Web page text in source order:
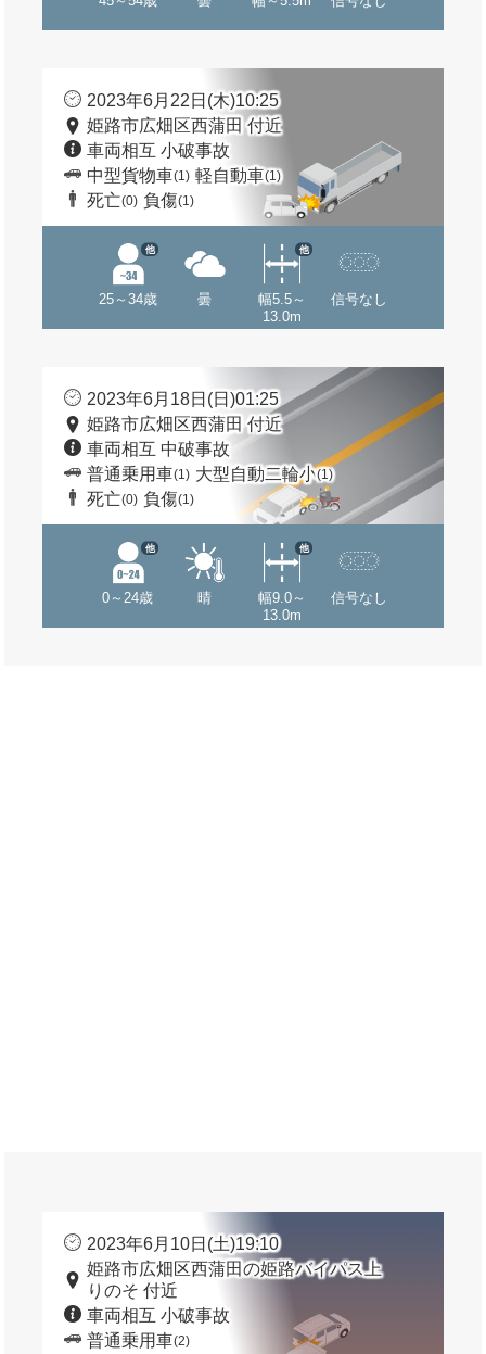
2023年6月22日(木)10:25
姫路市広畑区西蒲田 付近
車両相互 小破事故
中型貨物車(1) 軽自動車(1)
死亡(0) 負傷(1)
25～34歳
他
曇
幅5.5～
13.0m
他
信号なし
2023年6月18日(日)01:25
姫路市広畑区西蒲田 付近
車両相互 中破事故
普通乗用車(1) 大型自動二輪小(1)
死亡(0) 負傷(1)
0～24歳
他
晴
幅9.0～
13.0m
他
信号なし
2023年6月10日(土)19:10
姫路市広畑区西蒲田の姫路バイパス上
りのそ 付近
車両相互 小破事故
普通乗用車(2)